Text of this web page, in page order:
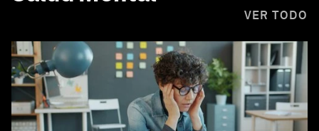
VER TODO